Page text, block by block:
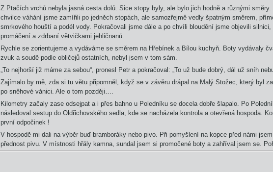
Z Ptačích vrchů nebyla jasná cesta dolů. Sice stopy byly, ale bylo jich hodně a různými směry.
chvilce váhání jsme zamířili po jedněch stopách, ale samozřejmě vedly špatným směrem,
smrkového houští a podél vody. Pokračovali jsme dále a po chvíli bloudění jsme objevili silnici,
promáčení a zdrbaní větvičkami jehličnanů.
Rychle se zorientujeme a vydáváme se směrem na Hřebínek a Bílou kuchyň. Boty vydávaly
zvuk a soudě podle obličejů ostatních, nebyl jsem v tom sám.
„To nejhorší již máme za sebou“, pronesl Petr a pokračoval: „To už bude dobrý, dál už sníh
Zajímalo by mě, zda si tu větu připomněl, když se v závěru drápal na Malý Stožec, který byl
po sněhové vánici. Ale o tom později….
Kilometry začaly zase odsejpat a i přes bahno u Poledníku se docela dobře šlapalo. Po
následoval sestup do Oldřichovského sedla, kde se nacházela kontrola a otevřená hospoda.
první odpočinek !
V hospodě mi dali na výběr buď bramboráky nebo pivo. Při pomyšlení na kopce před námi
přednost pivu. V místnosti hřály kamna, sundal jsem si promočené boty a zahříval jsem se.